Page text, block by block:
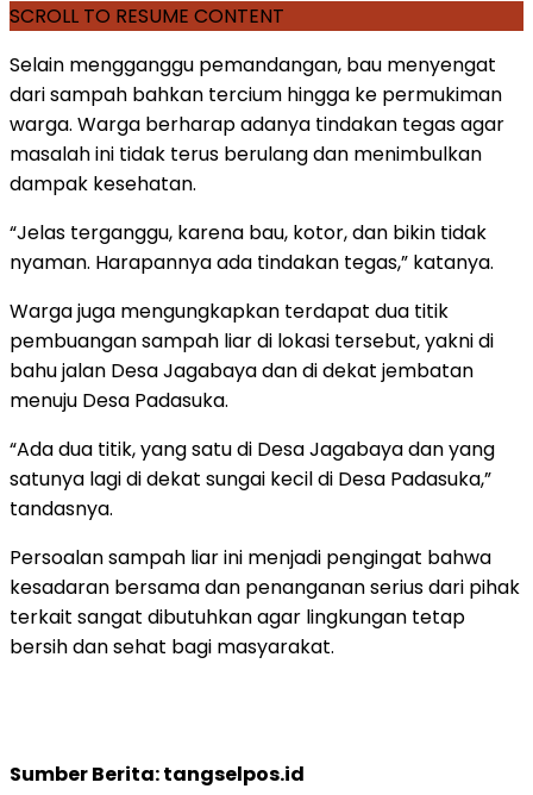
SCROLL TO RESUME CONTENT
Selain mengganggu pemandangan, bau menyengat
dari sampah bahkan tercium hingga ke permukiman
warga. Warga berharap adanya tindakan tegas agar
masalah ini tidak terus berulang dan menimbulkan
dampak kesehatan.
“Jelas terganggu, karena bau, kotor, dan bikin tidak
nyaman. Harapannya ada tindakan tegas,” katanya.
Warga juga mengungkapkan terdapat dua titik
pembuangan sampah liar di lokasi tersebut, yakni di
bahu jalan Desa Jagabaya dan di dekat jembatan
menuju Desa Padasuka.
“Ada dua titik, yang satu di Desa Jagabaya dan yang
satunya lagi di dekat sungai kecil di Desa Padasuka,”
tandasnya.
Persoalan sampah liar ini menjadi pengingat bahwa
kesadaran bersama dan penanganan serius dari pihak
terkait sangat dibutuhkan agar lingkungan tetap
bersih dan sehat bagi masyarakat.
Sumber Berita: tangselpos.id